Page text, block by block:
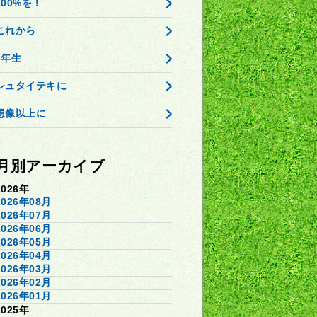
を！
れから
生
ュタイテキに
像以上に
別アーカイブ
年
年08月
年07月
年06月
年05月
年04月
年03月
年02月
年01月
年